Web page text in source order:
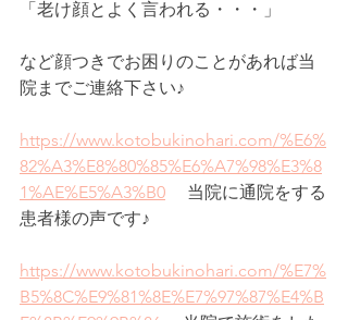
「老け顔とよく言われる・・・」
など顔つきでお困りのことがあれば当
院までご連絡下さい♪
https://www.kotobukinohari.com/%E6%
82%A3%E8%80%85%E6%A7%98%E3%8
1%AE%E5%A3%B0 当院に通院をする
患者様の声です♪
https://www.kotobukinohari.com/%E7%
B5%8C%E9%81%8E%E7%97%87%E4%B